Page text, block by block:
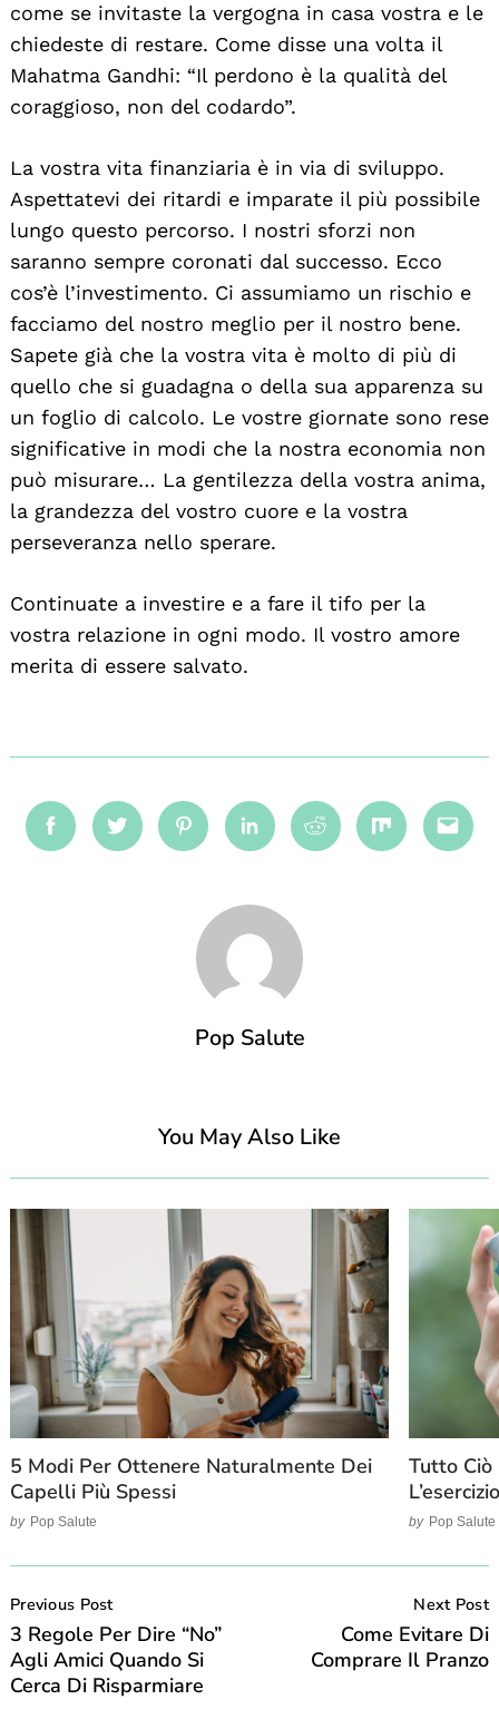
come se invitaste la vergogna in casa vostra e le
chiedeste di restare. Come disse una volta il
Mahatma Gandhi: “Il perdono è la qualità del
coraggioso, non del codardo”.
La vostra vita finanziaria è in via di sviluppo.
Aspettatevi dei ritardi e imparate il più possibile
lungo questo percorso. I nostri sforzi non
saranno sempre coronati dal successo. Ecco
cos’è l’investimento. Ci assumiamo un rischio e
facciamo del nostro meglio per il nostro bene.
Sapete già che la vostra vita è molto di più di
quello che si guadagna o della sua apparenza su
un foglio di calcolo. Le vostre giornate sono rese
significative in modi che la nostra economia non
può misurare… La gentilezza della vostra anima,
la grandezza del vostro cuore e la vostra
perseveranza nello sperare.
Continuate a investire e a fare il tifo per la
vostra relazione in ogni modo. Il vostro amore
merita di essere salvato.
FacebookTwitter PinterestLinkedinRedditMix
Pop Salute
You May Also Like
5 Modi Per Ottenere Naturalmente Dei
Capelli Più Spessi
by Pop Salute
Tutto Ciò
by Pop Salute
Navigation
Previous Post
3 Regole Per Dire “No”
Agli Amici Quando Si
Cerca Di Risparmiare
Next Post
Come Evitare Di
Comprare Il Pranzo